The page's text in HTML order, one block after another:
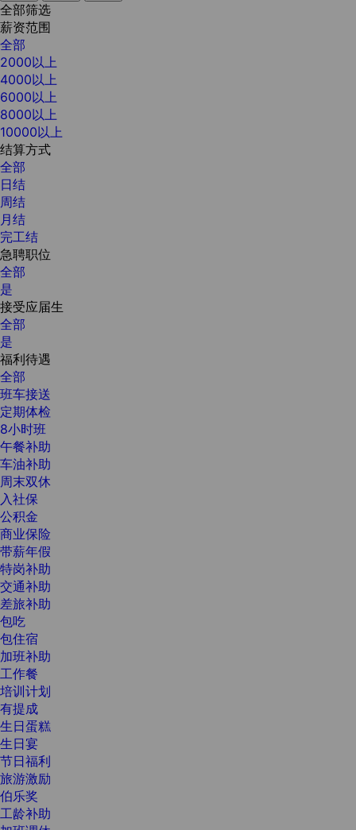
全部筛选
薪资范围
全部
2000以上
4000以上
6000以上
8000以上
10000以上
结算方式
全部
日结
周结
月结
完工结
急聘职位
全部
是
接受应届生
全部
是
福利待遇
全部
班车接送
定期体检
8小时班
午餐补助
车油补助
周末双休
入社保
公积金
商业保险
带薪年假
特岗补助
交通补助
差旅补助
包吃
包住宿
加班补助
工作餐
培训计划
有提成
生日蛋糕
生日宴
节日福利
旅游激励
伯乐奖
工龄补助